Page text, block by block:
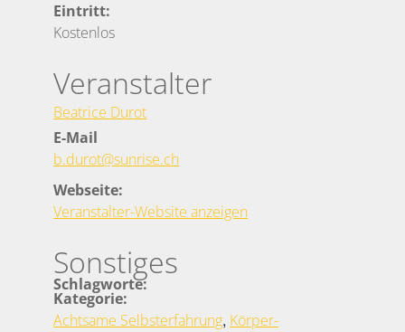
Eintritt:
Kostenlos
Veranstalter
Beatrice Durot
E-Mail
b.durot@sunrise.ch
Webseite:
Veranstalter-Website anzeigen
Sonstiges
Schlagworte:
Kategorie:
Achtsame Selbsterfahrung, Körper-